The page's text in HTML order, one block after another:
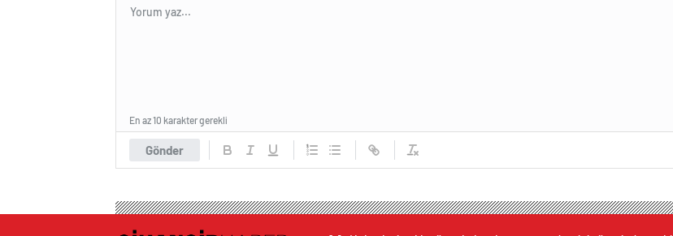
Gönder
En az 10 karakter gerekli